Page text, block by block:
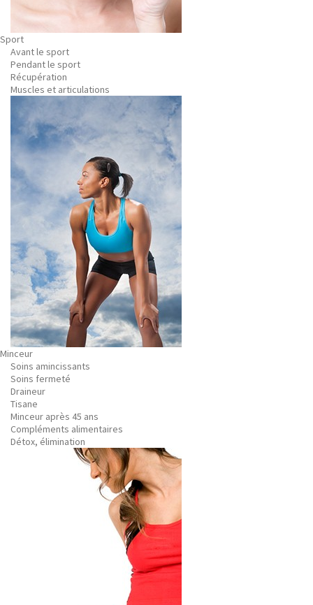
Sport
Avant le sport
Pendant le sport
Récupération
Muscles et articulations
Minceur
Soins amincissants
Soins fermeté
Draineur
Tisane
Minceur après 45 ans
Compléments alimentaires
Détox, élimination